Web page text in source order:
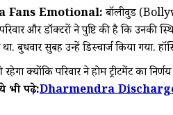
Fans Emotional:बॉलीवुड
और डॉक्टरों ने पुष्टि की है कि उनकी
बुधवार सुबह उन्हें डिस्चार्ज किया गया.
क्योंकि परिवार ने होम ट्रीटमेंट का
भी पढ़े:Dharmendra Discharged: